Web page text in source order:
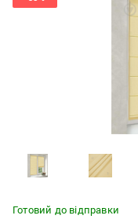
Готовий до відправки